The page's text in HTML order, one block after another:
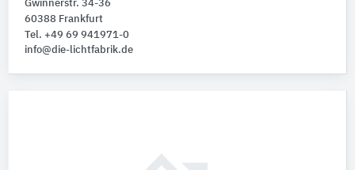
Gwinnerstr. 34-36
60388 Frankfurt
Tel. +49 69 941971-0
info@die-lichtfabrik.de